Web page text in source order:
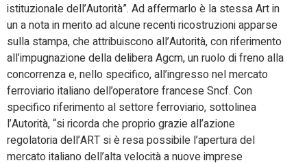
istituzionale dell’Autorità”. Ad affermarlo è la stessa Art in
un a nota in merito ad alcune recenti ricostruzioni apparse
sulla stampa, che attribuiscono all’Autorità, con riferimento
all’impugnazione della delibera Agcm, un ruolo di freno alla
concorrenza e, nello specifico, all’ingresso nel mercato
ferroviario italiano dell’operatore francese Sncf. Con
specifico riferimento al settore ferroviario, sottolinea
l’Autorità, “si ricorda che proprio grazie all’azione
regolatoria dell’ART si è resa possibile l’apertura del
mercato italiano dell’alta velocità a nuove imprese